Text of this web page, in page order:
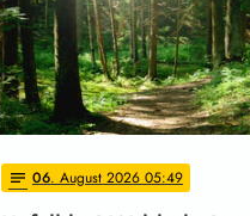
notes 06. August 2026 05:49